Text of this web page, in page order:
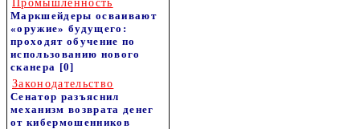
Промышленность
Маркшейдеры осваивают
«оружие» будущего:
проходят обучение по
использованию нового
сканера [0]
Законодательство
Сенатор разъяснил
механизм возврата денег
от кибермошенников